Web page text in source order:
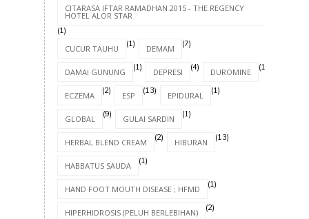
CITARASA IFTAR RAMADHAN 2015 - THE REGENCY
HOTEL ALOR STAR
(1)
CUCUR TAUHU (1) DEMAM (7)
DAMAI GUNUNG (1) DEPRESI (4) DUROMINE (1)
ECZEMA (2) ESP (13) EPIDURAL (1)
GLOBAL (9) GULAI SARDIN (1)
HERBAL BLEND CREAM (2) HIBURAN (13)
HABBATUS SAUDA (1)
HAND FOOT MOUTH DISEASE ; HFMD (1)
HIPERHIDROSIS (PELUH BERLEBIHAN) (2)